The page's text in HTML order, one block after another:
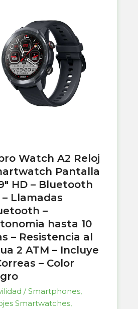
Watch A2 Reloj
Pantalla
HD – Bluetooth
– Llamadas
–
hasta 10
– Resistencia al
2 ATM – Incluye
– Color
/ Smartphones,
Smartwatches,